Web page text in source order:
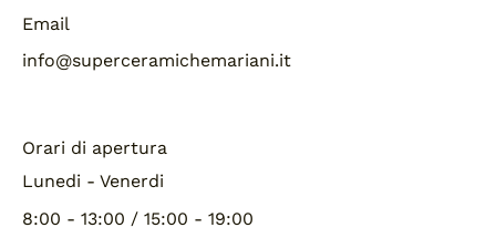
Email
info@superceramichemariani.it
Orari di apertura
Lunedi - Venerdi
8:00 - 13:00 / 15:00 - 19:00